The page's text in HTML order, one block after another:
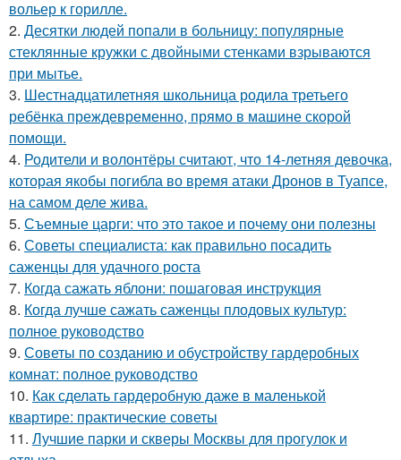
вольер к горилле.
2. Десятки людей попали в больницу: популярные
стеклянные кружки с двойными стенками взрываются
при мытье.
3. Шестнадцатилетняя школьница родила третьего
ребёнка преждевременно, прямо в машине скорой
помощи.
4. Родители и волонтёры считают, что 14-летняя девочка,
которая якобы погибла во время атаки Дронов в Туапсе,
на самом деле жива.
5. Съемные царги: что это такое и почему они полезны
6. Советы специалиста: как правильно посадить
саженцы для удачного роста
7. Когда сажать яблони: пошаговая инструкция
8. Когда лучше сажать саженцы плодовых культур:
полное руководство
9. Советы по созданию и обустройству гардеробных
комнат: полное руководство
10. Как сделать гардеробную даже в маленькой
квартире: практические советы
11. Лучшие парки и скверы Москвы для прогулок и